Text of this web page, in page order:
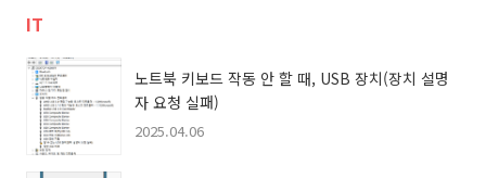
IT
노트북 키보드 작동 안 할 때, USB 장치(장치 설명
자 요청 실패)
2025.04.06